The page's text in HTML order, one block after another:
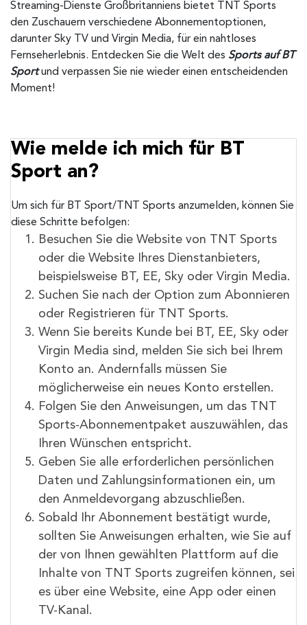
Streaming-Dienste Großbritanniens bietet TNT Sports
den Zuschauern verschiedene Abonnementoptionen,
darunter Sky TV und Virgin Media, für ein nahtloses
Fernseherlebnis. Entdecken Sie die Welt des Sports auf BT
Sportund verpassen Sie nie wieder einen entscheidenden
Moment!
Wie melde ich mich für BT
Sport an?
Um sich für BT Sport/TNT Sports anzumelden, können Sie
diese Schritte befolgen:
Besuchen Sie die Website von TNT Sports
oder die Website Ihres Dienstanbieters,
beispielsweise BT, EE, Sky oder Virgin Media.
Suchen Sie nach der Option zum Abonnieren
oder Registrieren für TNT Sports.
Wenn Sie bereits Kunde bei BT, EE, Sky oder
Virgin Media sind, melden Sie sich bei Ihrem
Konto an. Andernfalls müssen Sie
möglicherweise ein neues Konto erstellen.
Folgen Sie den Anweisungen, um das TNT
Sports-Abonnementpaket auszuwählen, das
Ihren Wünschen entspricht.
Geben Sie alle erforderlichen persönlichen
Daten und Zahlungsinformationen ein, um
den Anmeldevorgang abzuschließen.
Sobald Ihr Abonnement bestätigt wurde,
sollten Sie Anweisungen erhalten, wie Sie auf
der von Ihnen gewählten Plattform auf die
Inhalte von TNT Sports zugreifen können, sei
es über eine Website, eine App oder einen
TV-Kanal.